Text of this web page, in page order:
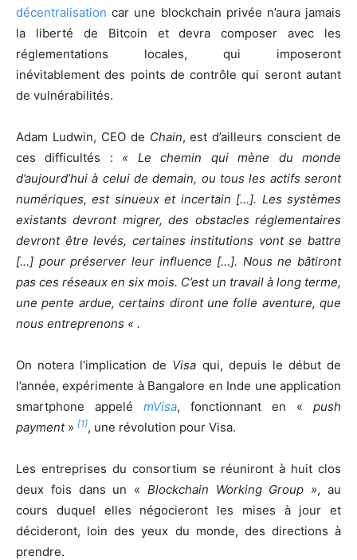
décentralisation car une blockchain privée n’aura jamais
la liberté de Bitcoin et devra composer avec les
réglementations locales, qui imposeront
inévitablement des points de contrôle qui seront autant
de vulnérabilités.
Adam Ludwin, CEO de Chain, est d’ailleurs conscient de
ces difficultés : « Le chemin qui mène du monde
d’aujourd’hui à celui de demain, ou tous les actifs seront
numériques, est sinueux et incertain […]. Les systèmes
existants devront migrer, des obstacles réglementaires
devront être levés, certaines institutions vont se battre
[…] pour préserver leur influence […]. Nous ne bâtiront
pas ces réseaux en six mois. C’est un travail à long terme,
une pente ardue, certains diront une folle aventure, que
nous entreprenons « .
On notera l’implication de Visa qui, depuis le début de
l’année, expérimente à Bangalore en Inde une application
smartphone appelé mVisa, fonctionnant en « push
payment» [1], une révolution pour Visa.
Les entreprises du consortium se réuniront à huit clos
deux fois dans un « Blockchain Working Group », au
cours duquel elles négocieront les mises à jour et
décideront, loin des yeux du monde, des directions à
prendre.